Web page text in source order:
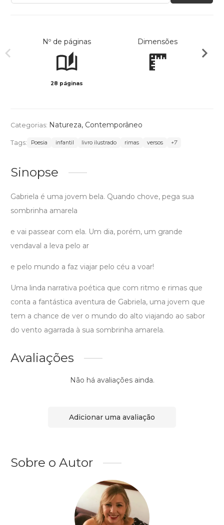
Nº de páginas
28 páginas
Dimensões
Categorias: Natureza, Contemporâneo
Tags: Poesia infantil livro ilustrado rimas versos +7
Sinopse
Gabriela é uma jovem bela. Quando chove, pega sua
sombrinha amarela
e vai passear com ela. Um dia, porém, um grande
vendaval a leva pelo ar
e pelo mundo a faz viajar pelo céu a voar!
Uma linda narrativa poética que com ritmo e rimas que
conta a fantástica aventura de Gabriela, uma jovem que
tem a chance de ver o mundo do alto viajando ao sabor
do vento agarrada à sua sombrinha amarela.
Avaliações
Não há avaliações ainda.
Adicionar uma avaliação
Sobre o Autor